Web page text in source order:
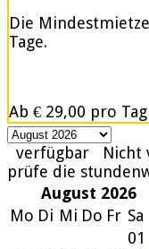
Die
Tage.
Ab € 29,00 pro Tag
verfügbar
Nicht
prüfe die
August 2026
Mo Di Mi Do Fr Sa
01